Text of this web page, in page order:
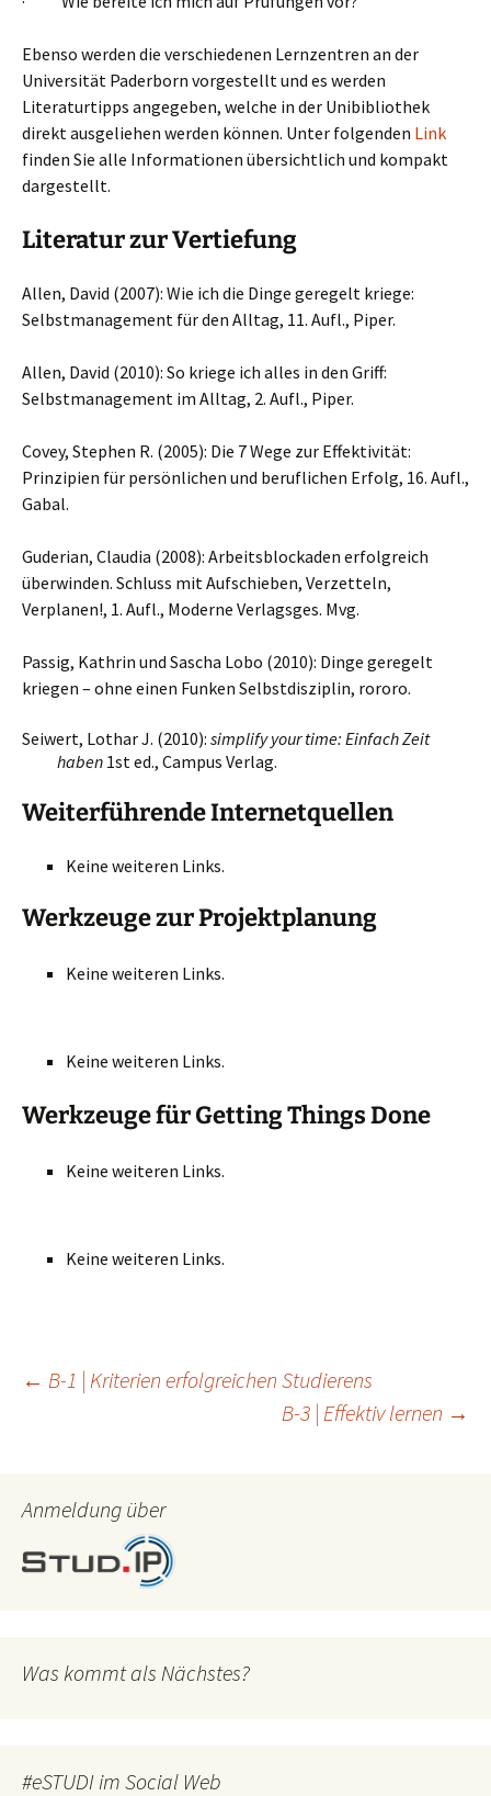
Ebenso werden die verschiedenen Lernzentren an der
Universität Paderborn vorgestellt und es werden
Literaturtipps angegeben, welche in der Unibibliothek
direkt ausgeliehen werden können. Unter folgenden Link
finden Sie alle Informationen übersichtlich und kompakt
dargestellt.
Literatur zur Vertiefung
Allen, David (2007): Wie ich die Dinge geregelt kriege:
Selbstmanagement für den Alltag, 11. Aufl., Piper.
Allen, David (2010): So kriege ich alles in den Griff:
Selbstmanagement im Alltag, 2. Aufl., Piper.
Covey, Stephen R. (2005): Die 7 Wege zur Effektivität:
Prinzipien für persönlichen und beruflichen Erfolg, 16. Aufl.,
Gabal.
Guderian, Claudia (2008): Arbeitsblockaden erfolgreich
überwinden. Schluss mit Aufschieben, Verzetteln,
Verplanen!, 1. Aufl., Moderne Verlagsges. Mvg.
Passig, Kathrin und Sascha Lobo (2010): Dinge geregelt
kriegen – ohne einen Funken Selbstdisziplin, rororo.
Seiwert, Lothar J. (2010): simplify your time: Einfach Zeit
haben 1st ed., Campus Verlag.
Weiterführende Internetquellen
Keine weiteren Links.
Werkzeuge zur Projektplanung
Keine weiteren Links.
Keine weiteren Links.
Werkzeuge für Getting Things Done
Keine weiteren Links.
Keine weiteren Links.
Beitragsnavigation
← B-1 | Kriterien erfolgreichen Studierens
B-3 | Effektiv lernen →
Anmeldung über
Was kommt als Nächstes?
#eSTUDI im Social Web